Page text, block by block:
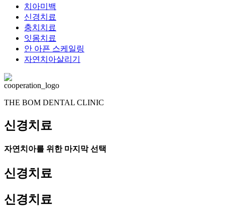
치아미백
신경치료
충치치료
잇몸치료
안 아픈 스케일링
자연치아살리기
THE BOM DENTAL CLINIC
신경치료
자연치아를 위한 마지막 선택
신경치료
신경치료